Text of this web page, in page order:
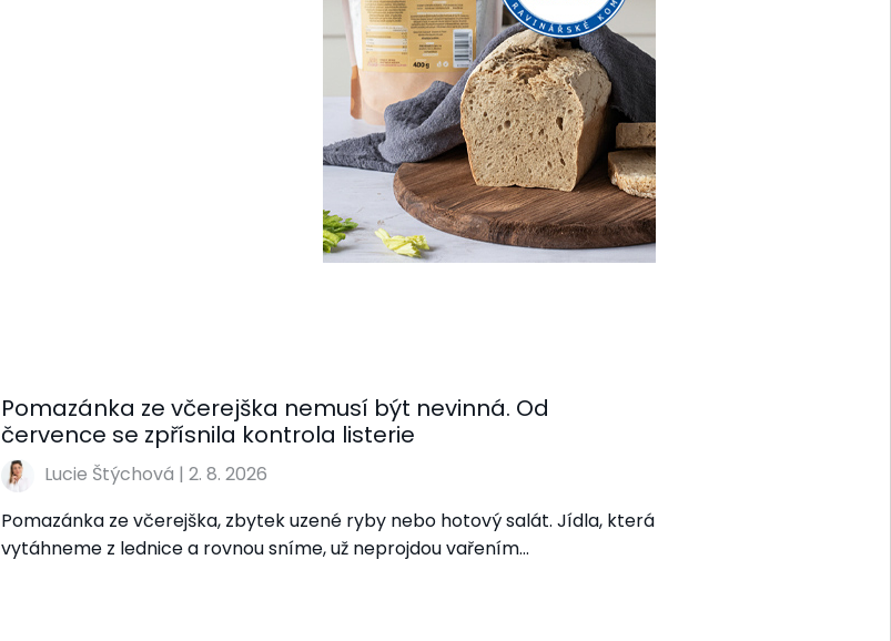
Pomazánka ze včerejška nemusí být nevinná. Od
července se zpřísnila kontrola listerie
Lucie Štýchová | 2. 8. 2026
Pomazánka ze včerejška, zbytek uzené ryby nebo hotový salát. Jídla, která
vytáhneme z lednice a rovnou sníme, už neprojdou vařením…